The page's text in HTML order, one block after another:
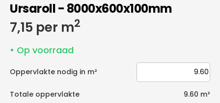
Ursaroll - 8000x600x100mm
Normale
prijs
7,15 per m2
• Op voorraad
Oppervlakte nodig in m²
Totale oppervlakte 9.60 m²